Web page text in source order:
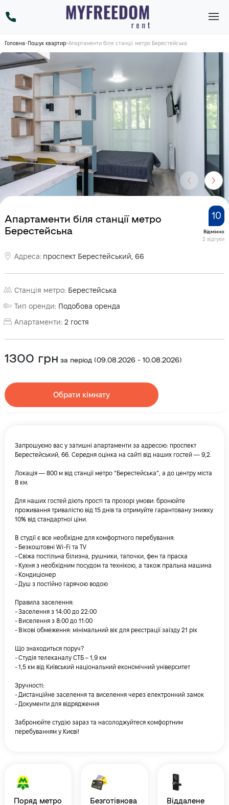
Головна>Пошук квартир>Апартаменти біля станції метро Берестейська
Апартаменти біля станції метро
Берестейська
Відмінно
2 відгуки
10
Адреса: проспект Берестейський, 66
Станція метро: Берестейська
Тип оренди: Подобова оренда
Апартаменти: 2 гостя
1300 грн за період (09.08.2026 - 10.08.2026)
Обрати кімнату
Запрошуємо вас у затишні апартаменти за адресою: проспект
Берестейський, 66. Середня оцінка на сайті від наших гостей — 9,2.
Локація — 800 м від станції метро “Берестейська”, а до центру міста
8 км.
Для наших гостей діють прості та прозорі умови: бронюйте
проживання тривалістю від 15 днів та отримуйте гарантовану знижку
10% від стандартної ціни.
В студії є все необхідне для комфортного перебування:
- Безкоштовні Wi-Fi та TV
- Свіжа постільна білизна, рушники, тапочки, фен та праска
- Кухня з необхідним посудом та технікою, а також пральна машина
- Кондиціонер
- Душ з постійно гарячою водою
Правила заселення:
- Заселення з 14:00 до 22:00
- Виселення з 8:00 до 11:00
- Вікові обмеження: мінімальний вік для реєстрації заїзду 21 рік
Що знаходиться поруч?
- Студія телеканалу СТБ – 1,9 км
- 1,5 км від Київський національний економічний університет
Зручності:
- Дистанційне заселення та виселення через електронний замок
- Документи для відрядження
Забронюйте студію зараз та насолоджуйтеся комфортним
перебуванням у Києві!
поряд метро
безготівкова
віддалене